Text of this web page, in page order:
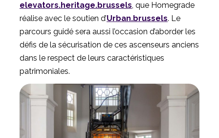
elevators.heritage.brussels, que Homegrade
réalise avec le soutien d’Urban.brussels. Le
parcours guidé sera aussi l’occasion d’aborder les
défis de la sécurisation de ces ascenseurs anciens
dans le respect de leurs caractéristiques
patrimoniales.